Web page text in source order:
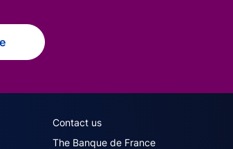
ACPR footer secondary menu (English)
Contact us
The Banque de France